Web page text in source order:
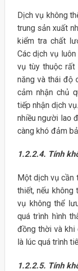
Dịch vụ không
trung sản xuất
kiểm tra chất
Các dịch vụ
vụ tùy thuộc rất
năng và thái độ
cảm nhận chủ
tiếp nhận dịch
nhiều người lao
càng khó đảm
1.2.2.4. Tính
Một dịch vụ cần
thiết, nếu
vụ không thể
quá trình hình
đồng thời và khi
là lúc quá trình
1.2.2.5. Tính